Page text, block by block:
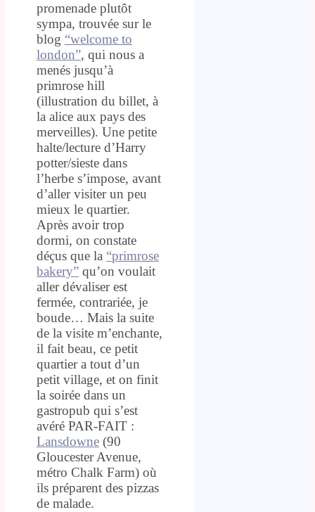
promenade plutôt
sympa, trouvée sur le
blog “welcome to
london”, qui nous a
menés jusqu’à
primrose hill
(illustration du billet, à
la alice aux pays des
merveilles). Une petite
halte/lecture d’Harry
potter/sieste dans
l’herbe s’impose, avant
d’aller visiter un peu
mieux le quartier.
Après avoir trop
dormi, on constate
déçus que la “primrose
bakery” qu’on voulait
aller dévaliser est
fermée, contrariée, je
boude… Mais la suite
de la visite m’enchante,
il fait beau, ce petit
quartier a tout d’un
petit village, et on finit
la soirée dans un
gastropub qui s’est
avéré PAR-FAIT :
Lansdowne (90
Gloucester Avenue,
métro Chalk Farm) où
ils préparent des pizzas
de malade.